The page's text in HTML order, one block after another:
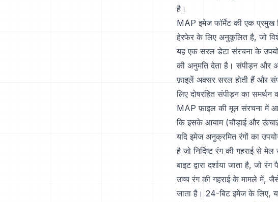
है।
MAP इमेज फॉर्मेट की एक प्रमुख
हेरफेर के लिए अनुकूलित है, जो
यह एक सरल डेटा संरचना के
की अनुमति देता है। संपीड़न और
फ़ाइलें अक्सर सरल होती हैं और
लिए दोषरहित संपीड़न का
MAP फ़ाइल की मूल संरचना में
कि इसके आयाम (चौड़ाई और
यदि इमेज अनुक्रमित रंगों का
है जो निर्दिष्ट रंग की गहराई से
बाइट द्वारा दर्शाया जाता है,
उच्च रंग की गहराई के मामले में,
जाता है। 24-बिट इमेज के लिए,